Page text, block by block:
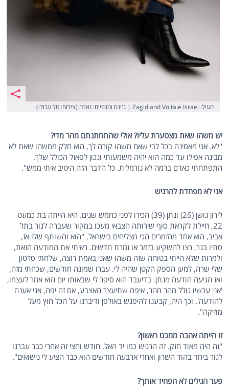
מעיל: Zagid and Voltaie Israel | ג'ינס ומגפיים: זארה (צילום: טל עבודי)
יש משהו שאת מצטערת עליו? אולי שהתחתנתם מהר מדי?
"לא. אני מאמינה בכל לבי שאם משהו קורה לך, הוא חלק ממשהו שאת לא
מבינה אפילו עד כמה הוא יהיה משמעותי ונכון לפאזל הכולל שלך.
התפתחתי כאדם ברמה לא נורמלית. כל הדבר הזה היטיב איתי ממש".
אני לא מפחדת להרגיש
לירון גושן (26) ונתן (39) הכירו לפני כחמש שנים. היא הייתה בת כמעט
22, חיילת לקראת סוף שירותה הצבאי מעכו במקור שעברה לגור בתל
אביב, הוא אחד מהזמרים הכי מצליחים בישראל. "הוא והשותף שלו אז,
סתיו בגר, רצו להשקיע בזמר או זמרת חדשים. ראיתי את המודעה הזאת,
ולמרות שלא הייתי בטוחה שזה משהו שאני באמת רוצה, שלחתי סרטון
שלי שרה, למען הספק הקטן שהיה לי. עברו שמונה חודשים, שכחתי מזה,
ואז הגיעה הודעה מנתן. בדיעבד הוא סיפר לי שבאותו יום הוא אמר לעצמו,
'אני עכשיו גולל מהר מהר, איפה שתיעצר האצבע, אם זה יפה, אני אענה
להודעה'. וכך היה, קבענו להיפגש באולפן ודיברנו על הכל חוץ מעל
מוזיקה".
זו הייתה אהבה ממבט ראשון?
"זה היה מאוד חזק. זה הרגיש כמו יד האל. חודש וחצי זה אחרי כבר עברנו
לגור ביחד בהוד השרון ואחרי ארבעה חודשים הוא כבר הציע לי נישואים".
פער הגילים לא הפחיד אותך?